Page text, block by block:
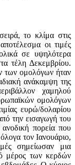
το κλίμα στις
οι τιμές
σε υψηλότερα
τέλη Δεκεμβρίου.
των ομολόγων ήταν
ανάκαμψη της
χαμηλού
ομολόγων
ευρώ/δολαρίου
την εισαγωγή του
πορεία που
τον Ιανουάριο,
σημείωσαν μια
μέρος των κερδών